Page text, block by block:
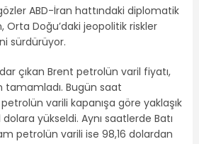
ABD-İran hattındaki diplomatik
Doğu’daki jeopolitik riskler
sürdürüyor.
çıkan Brent petrolün varil fiyatı,
tamamladı. Bugün saat
varili kapanışa göre yaklaşık
dolara yükseldi. Aynı saatlerde Batı
petrolün varili ise 98,16 dolardan